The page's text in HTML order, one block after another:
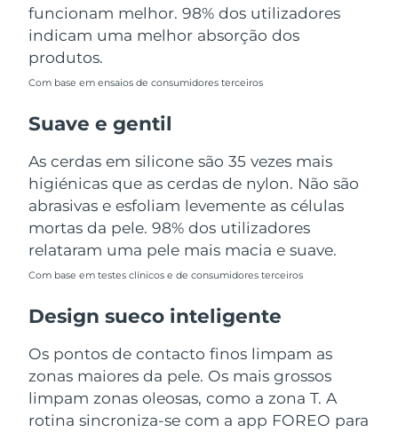
funcionam melhor. 98% dos utilizadores
indicam uma melhor absorção dos
produtos.
Com base em ensaios de consumidores terceiros
Suave e gentil
As cerdas em silicone são 35 vezes mais
higiénicas que as cerdas de nylon. Não são
abrasivas e esfoliam levemente as células
mortas da pele. 98% dos utilizadores
relataram uma pele mais macia e suave.
Com base em testes clínicos e de consumidores terceiros
Design sueco inteligente
Os pontos de contacto finos limpam as
zonas maiores da pele. Os mais grossos
limpam zonas oleosas, como a zona T. A
rotina sincroniza-se com a app FOREO para
Emirados Árabes
Unidos
Uzbequistão Entrega prevista13.08.26
Vietnã Entrega prevista